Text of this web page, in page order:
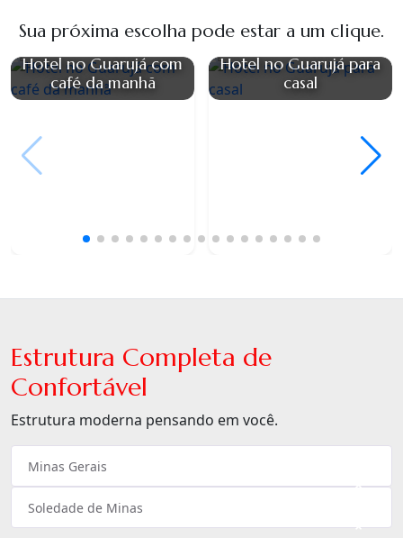
Sua próxima escolha pode estar a um clique.
Hotel no Guarujá com
café da manhã
Hotel no Guarujá para
casal
Estrutura Completa de
Confortável
Estrutura moderna pensando em você.
×
Minas Gerais
×
Soledade de Minas